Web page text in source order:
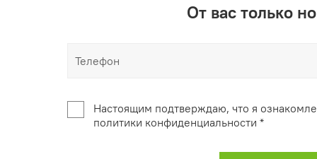
От вас только
Настоящим подтверждаю, что я
политики конфиденциальности *